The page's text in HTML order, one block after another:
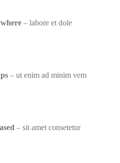
– labore et dole
– ut enim ad minim vem
– sit amet consetetur